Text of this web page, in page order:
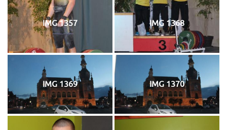
IMG 1357 IMG 1368
IMG 1369 IMG 1370